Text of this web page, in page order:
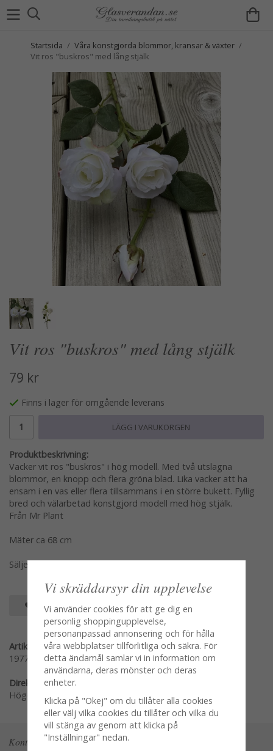
Startsida / Våra konstgjorda blommor, kransar & växter /
Vit ros "buskros" med lång stjälk
Vit ros "buskros" med lång stjälk
79 kr
Finns i lager för omgående leverans
LÄGG I VARUKORGEN
Produktbeskrivning:
Vacker vit ros "buskros" i hög modell. Med två utslagna
blommor, en knopp och flera gröna blad. Lika vacker att ha
ensam i en vas eller flera tillsammans i en större bukett. Fyllig
bred och välarbetad konstgjord modell med hög stjälk.
Från Mr Plant
Mäter ca 68 cm
Säljes per styck en och en
SPARA SOM FAVORIT
Artikelnummer:
1977-10
Direktlänk:
Högerklicka och kopiera adressen
Kontakta oss
Vi skräddarsyr din upplevelse
Vi använder cookies för att ge dig en
personlig shoppingupplevelse,
personanpassad annonsering och för hålla
våra webbplatser tillförlitliga och säkra. För
detta ändamål samlar vi in information om
användarna, deras mönster och deras
enheter.
Klicka på "Okej" om du tillåter alla cookies
eller välj vilka cookies du tillåter och vilka du
vill stänga av genom att klicka på
"Inställningar" nedan.